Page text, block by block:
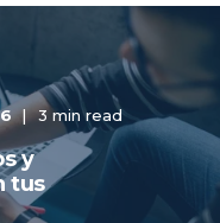
3 min read
y
tus